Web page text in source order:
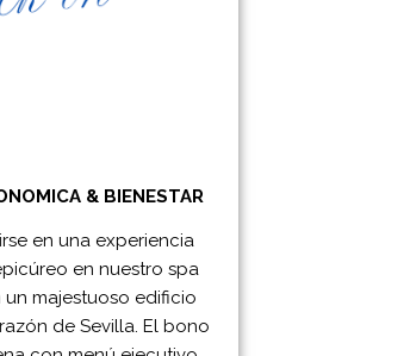
& BIENESTAR
en una experiencia
en nuestro spa
majestuoso edificio
de Sevilla. El bono